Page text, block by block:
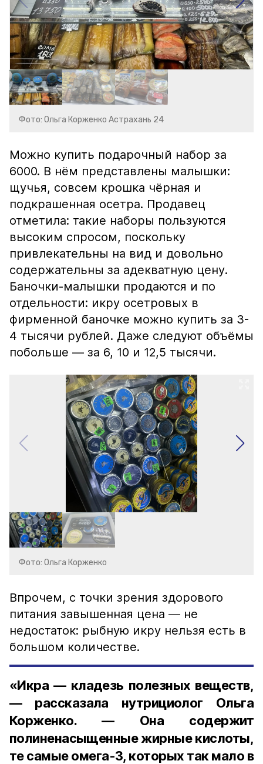
Фото: Ольга Корженко Астрахань 24
Можно купить подарочный набор за
6000. В нём представлены малышки:
щучья, совсем крошка чёрная и
подкрашенная осетра. Продавец
отметила: такие наборы пользуются
высоким спросом, поскольку
привлекательны на вид и довольно
содержательны за адекватную цену.
Баночки-малышки продаются и по
отдельности: икру осетровых в
фирменной баночке можно купить за 3-
4 тысячи рублей. Даже следуют объёмы
побольше — за 6, 10 и 12,5 тысячи.
Фото: Ольга Корженко
Впрочем, с точки зрения здорового
питания завышенная цена — не
недостаток: рыбную икру нельзя есть в
большом количестве.
«Икра — кладезь полезных веществ,
— рассказала нутрициолог Ольга
Корженко. — Она содержит
полиненасыщенные жирные кислоты,
те самые омега-3, которых так мало в